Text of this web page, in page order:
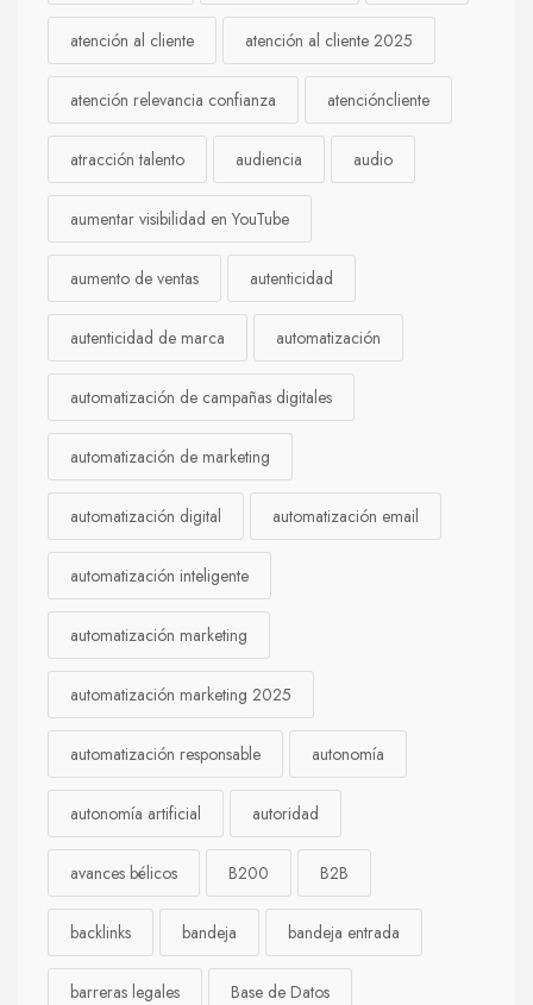
atención al cliente atención al cliente 2025
atención relevancia confianza atencióncliente
atracción talento audiencia audio
aumentar visibilidad en YouTube
aumento de ventas autenticidad
autenticidad de marca automatización
automatización de campañas digitales
automatización de marketing
automatización digital automatización email
automatización inteligente
automatización marketing
automatización marketing 2025
automatización responsable autonomía
autonomía artificial autoridad
avances bélicos B200 B2B
backlinks bandeja bandeja entrada
barreras legales Base de Datos